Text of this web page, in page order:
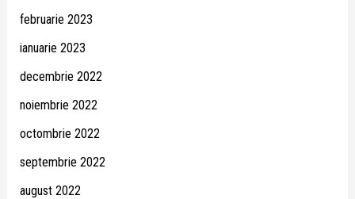
februarie 2023
ianuarie 2023
decembrie 2022
noiembrie 2022
octombrie 2022
septembrie 2022
august 2022